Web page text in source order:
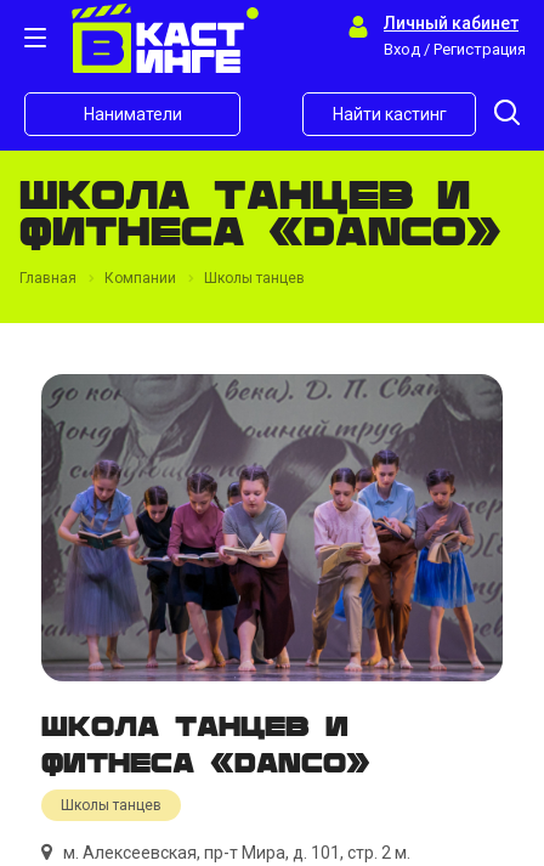
Личный кабинет
Вход / Регистрация
Наниматели Найти кастинг
Школа танцев и
фитнеса «DanСo»
Главная Компании Школы танцев
Школа танцев и
фитнеса «DanСo»
Школы танцев
м. Алексеевская, пр-т Мира, д. 101, стр. 2 м.